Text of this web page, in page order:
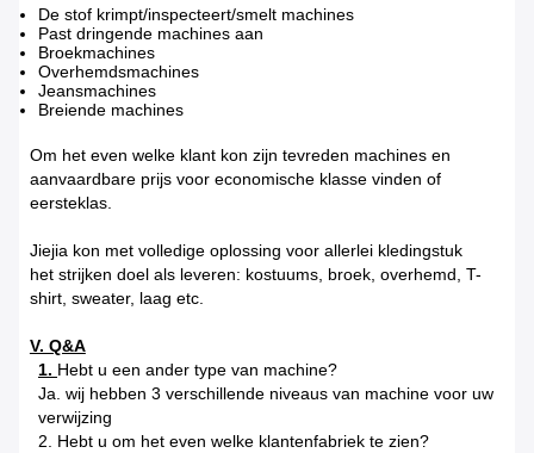
De stof krimpt/inspecteert/smelt machines
Past dringende machines aan
Broekmachines
Overhemdsmachines
Jeansmachines
Breiende machines
Om het even welke klant kon zijn tevreden machines en
aanvaardbare prijs voor economische klasse vinden of
eersteklas.
Jiejia kon met volledige oplossing voor allerlei kledingstuk
het strijken doel als leveren: kostuums, broek, overhemd, T-
shirt, sweater, laag etc.
V. Q&A
1. Hebt u een ander type van machine?
Ja. wij hebben 3 verschillende niveaus van machine voor uw
verwijzing
2. Hebt u om het even welke klantenfabriek te zien?